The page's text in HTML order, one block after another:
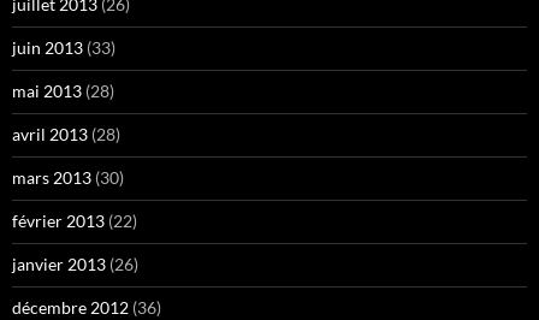
juillet 2013 (26)
juin 2013 (33)
mai 2013 (28)
avril 2013 (28)
mars 2013 (30)
février 2013 (22)
janvier 2013 (26)
décembre 2012 (36)